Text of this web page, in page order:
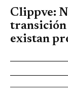
Clippve:
transición
existan